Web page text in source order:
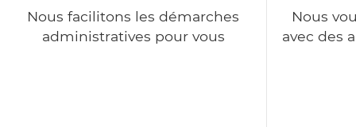
Nous facilitons les démarches
administratives pour vous
Nous
avec des